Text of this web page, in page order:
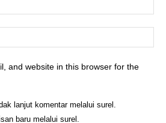
and website in this browser for the
lanjut komentar melalui surel.
baru melalui surel.